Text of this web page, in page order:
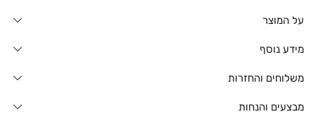
על המוצר
מידע נוסף
משלוחים והחזרות
מבצעים והנחות